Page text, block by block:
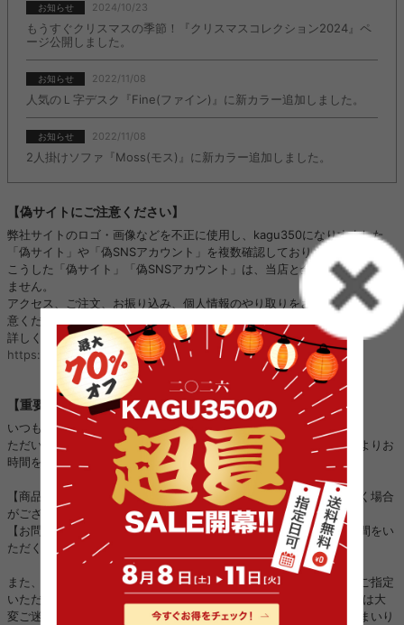
お知らせ 2024/10/23
もうすぐクリスマスの季節！『クリスマスコレクション2024』ペ
ージ公開しました。
お知らせ 2022/11/08
人気のＬ字デスク『Fine(ファイン)』に新カラー追加しました。
お知らせ 2022/11/08
2人掛けソファ『Moss(モス)』に新カラー追加しました。
【偽サイトにご注意ください】
弊社サイトのロゴ・画像などを不正に使用し、kagu350になりすました
「偽サイト」や「偽SNSアカウント」を複数確認しております。
こうした「偽サイト」「偽SNSアカウント」は、当店と全く関係がござい
ません。
アクセス、ご注文、お振り込み、個人情報のやり取りをされないようご注
意ください。
詳しくはこちら：
https://kagu350.com/phishing
【重要】ご注文集中に伴う対応遅延のお詫びとお知らせ
いつも当店をご利用いただき誠にありがとうございます。
ただいまご注文が大変集中しており、以下の対応につきまして通常よりお
時間をいただく場合がございます。
【商品の発送】：順次進めておりますが、通常よりお時間をいただく場合
がございます。
【お問い合わせ対応】：順次進めておりますが、ご回答までにお時間をい
ただく場合がございます。
また、一部地域におきましては運送会社の配送状況の影響により、ご指定
いただいた日時通りにお届けできない場合がございます。 お客様には大
変ご迷惑をおかけいたしますが、一日も早く対応できるよう努めてまいり